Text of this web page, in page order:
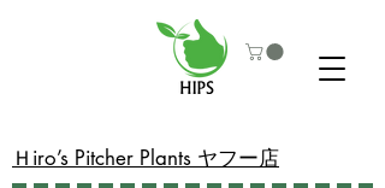
​Ｈiro’s Pitcher Plants ヤフー店